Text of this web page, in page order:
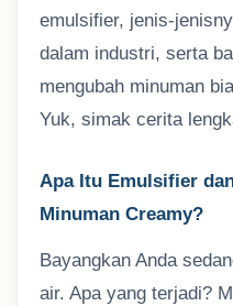
emulsifier, jenis-
dalam industri, serta
mengubah minuman
Yuk, simak cerita
Apa Itu Emulsifier
Minuman Creamy?
Bayangkan Anda
air. Apa yang terjadi?